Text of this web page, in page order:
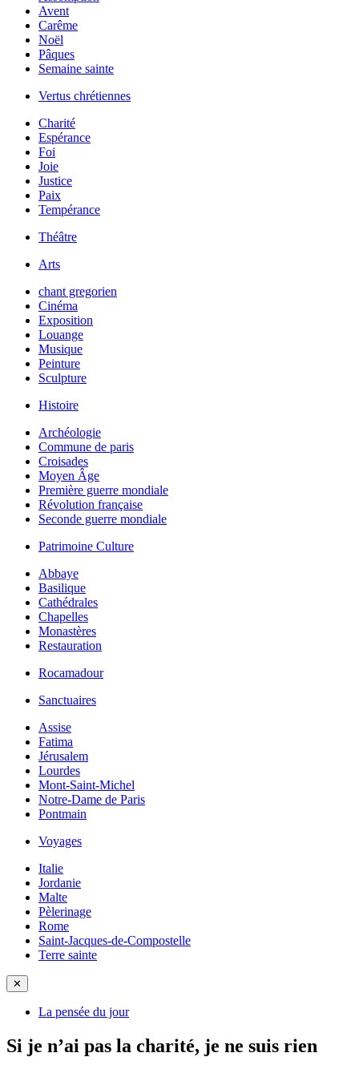
Avent
Carême
Noël
Pâques
Semaine sainte
Vertus chrétiennes
Charité
Espérance
Foi
Joie
Justice
Paix
Tempérance
Théâtre
Arts
chant gregorien
Cinéma
Exposition
Louange
Musique
Peinture
Sculpture
Histoire
Archéologie
Commune de paris
Croisades
Moyen Âge
Première guerre mondiale
Révolution française
Seconde guerre mondiale
Patrimoine Culture
Abbaye
Basilique
Cathédrales
Chapelles
Monastères
Restauration
Rocamadour
Sanctuaires
Assise
Fatima
Jérusalem
Lourdes
Mont-Saint-Michel
Notre-Dame de Paris
Pontmain
Voyages
Italie
Jordanie
Malte
Pèlerinage
Rome
Saint-Jacques-de-Compostelle
Terre sainte
✕
La pensée du jour
Si je n’ai pas la charité, je ne suis rien